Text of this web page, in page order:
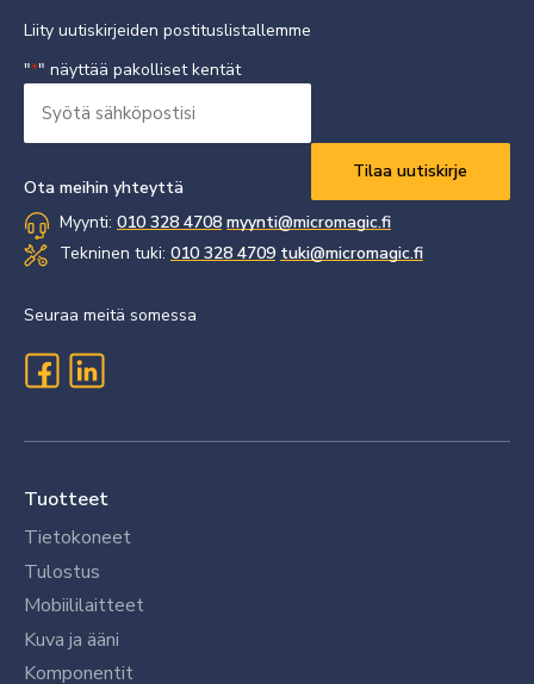
Liity uutiskirjeiden postituslistallemme
"*" näyttää pakolliset kentät
sähköpostisi
Ota meihin yhteyttä
Myynti: 010 328 4708 myynti@micromagic.fi
Tekninen tuki: 010 328 4709 tuki@micromagic.fi
Seuraa meitä somessa
Tuotteet
Tietokoneet
Tulostus
Mobiililaitteet
Kuva ja ääni
Komponentit